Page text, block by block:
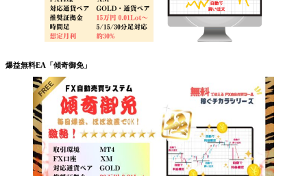
爆益無料EA「傾奇御免」